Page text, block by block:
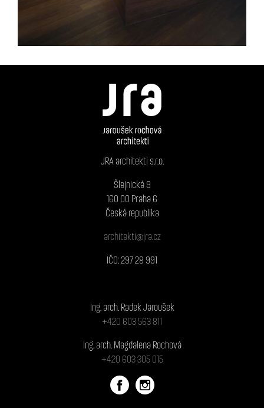
JRA architekti s.r.o.
Šlejnická 9
160 00 Praha 6
Česká republika
architekti@jra.cz
IČO: 297 28 991
Ing. arch. Radek Jaroušek
+420 603 563 811
Ing. arch. Magdalena Rochová
+420 603 305 015